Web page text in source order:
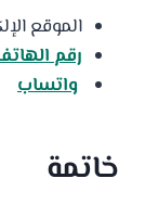
الموقع
رقم
واتساب
خاتمة